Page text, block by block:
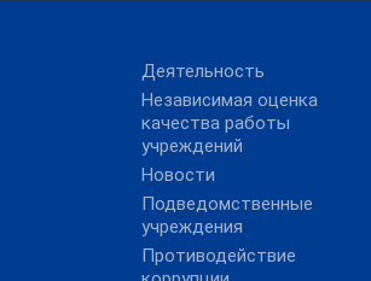
Деятельность
Независимая оценка
качества работы
учреждений
Новости
Подведомственные
учреждения
Противодействие